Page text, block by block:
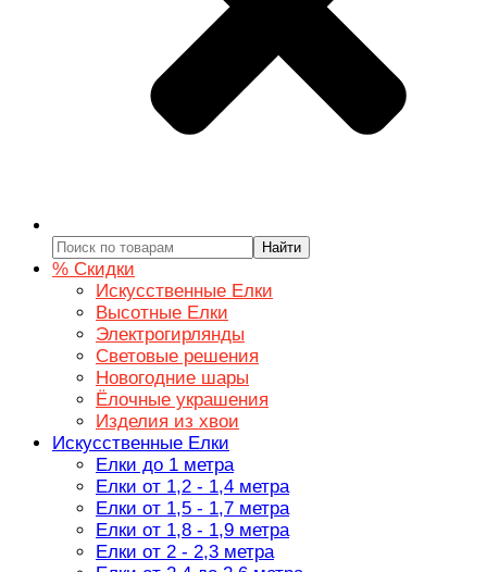
Найти
% Скидки
Искусственные Елки
Высотные Елки
Электрогирлянды
Световые решения
Новогодние шары
Ёлочные украшения
Изделия из хвои
Искусственные Елки
Елки до 1 метра
Елки от 1,2 - 1,4 метра
Елки от 1,5 - 1,7 метра
Елки от 1,8 - 1,9 метра
Елки от 2 - 2,3 метра